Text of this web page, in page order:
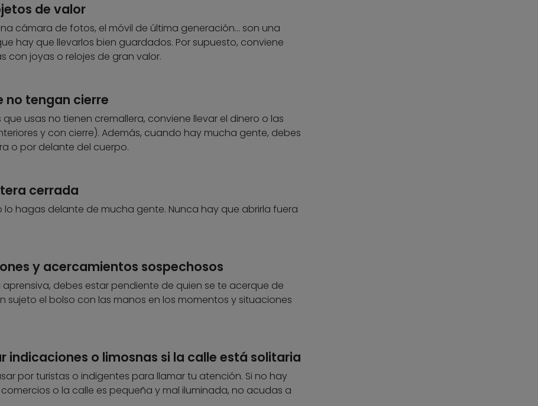
de valor
cámara de fotos, el móvil de última generación… son una
hay que llevarlos bien guardados. Por supuesto, conviene
con joyas o relojes de gran valor.
no tengan cierre
usas no tienen cremallera, conviene llevar el dinero o las
y con cierre). Además, cuando hay mucha gente, debes
o por delante del cuerpo.
cerrada
lo hagas delante de mucha gente. Nunca hay que abrirla fuera
y acercamientos sospechosos
debes estar pendiente de quien se te acerque de
sujeto el bolso con las manos en los momentos y situaciones
indicaciones o limosnas si la calle está solitaria
por turistas o indigentes para llamar tu atención. Si no hay
o la calle es pequeña y mal iluminada, no acudas a